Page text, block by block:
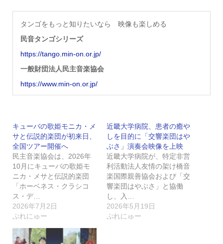
タンゴをもっと知りたいなら 映像も楽しめる
民音タンゴシリーズ
https://tango.min-on.or.jp/
一般財団法人民主音楽協会
https://www.min-on.or.jp/
キューバの歌姫モニカ・メ
サと伝説的楽団が初来日、
全国ツアー開催へ
民主音楽協会は、2026年
10月にキューバの歌姫モ
ニカ・メサと伝説的楽団
「ホーベネス・クラシコ
ス・デ…
2026年7月2日
ぷれにゅー
近畿大学病院、患者の癒や
しを目的に「交響楽団はや
ぶさ」演奏会映像を上映
近畿大学病院が、特定非営
利活動法人友情の架け橋音
楽国際親善協会および「交
響楽団はやぶさ」と協働
し、入…
2026年5月19日
ぷれにゅー